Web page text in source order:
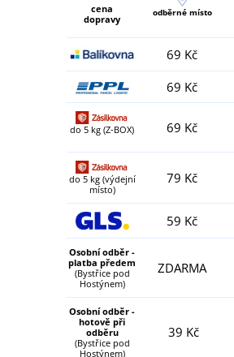
cena
dopravy
odběrné místo
69 Kč
69 Kč
do 5 kg (Z-BOX) 69 Kč
do 5 kg (výdejní
místo)
79 Kč
59 Kč
Osobní odběr -
platba předem
(Bystřice pod
Hostýnem)
ZDARMA
Osobní odběr -
hotově při
odběru
(Bystřice pod
Hostýnem)
39 Kč